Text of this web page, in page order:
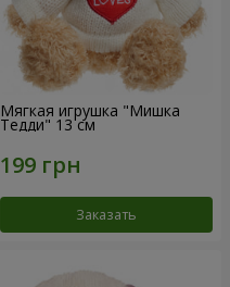
Мягкая игрушка "Мишка
Тедди" 13 см
Заказать